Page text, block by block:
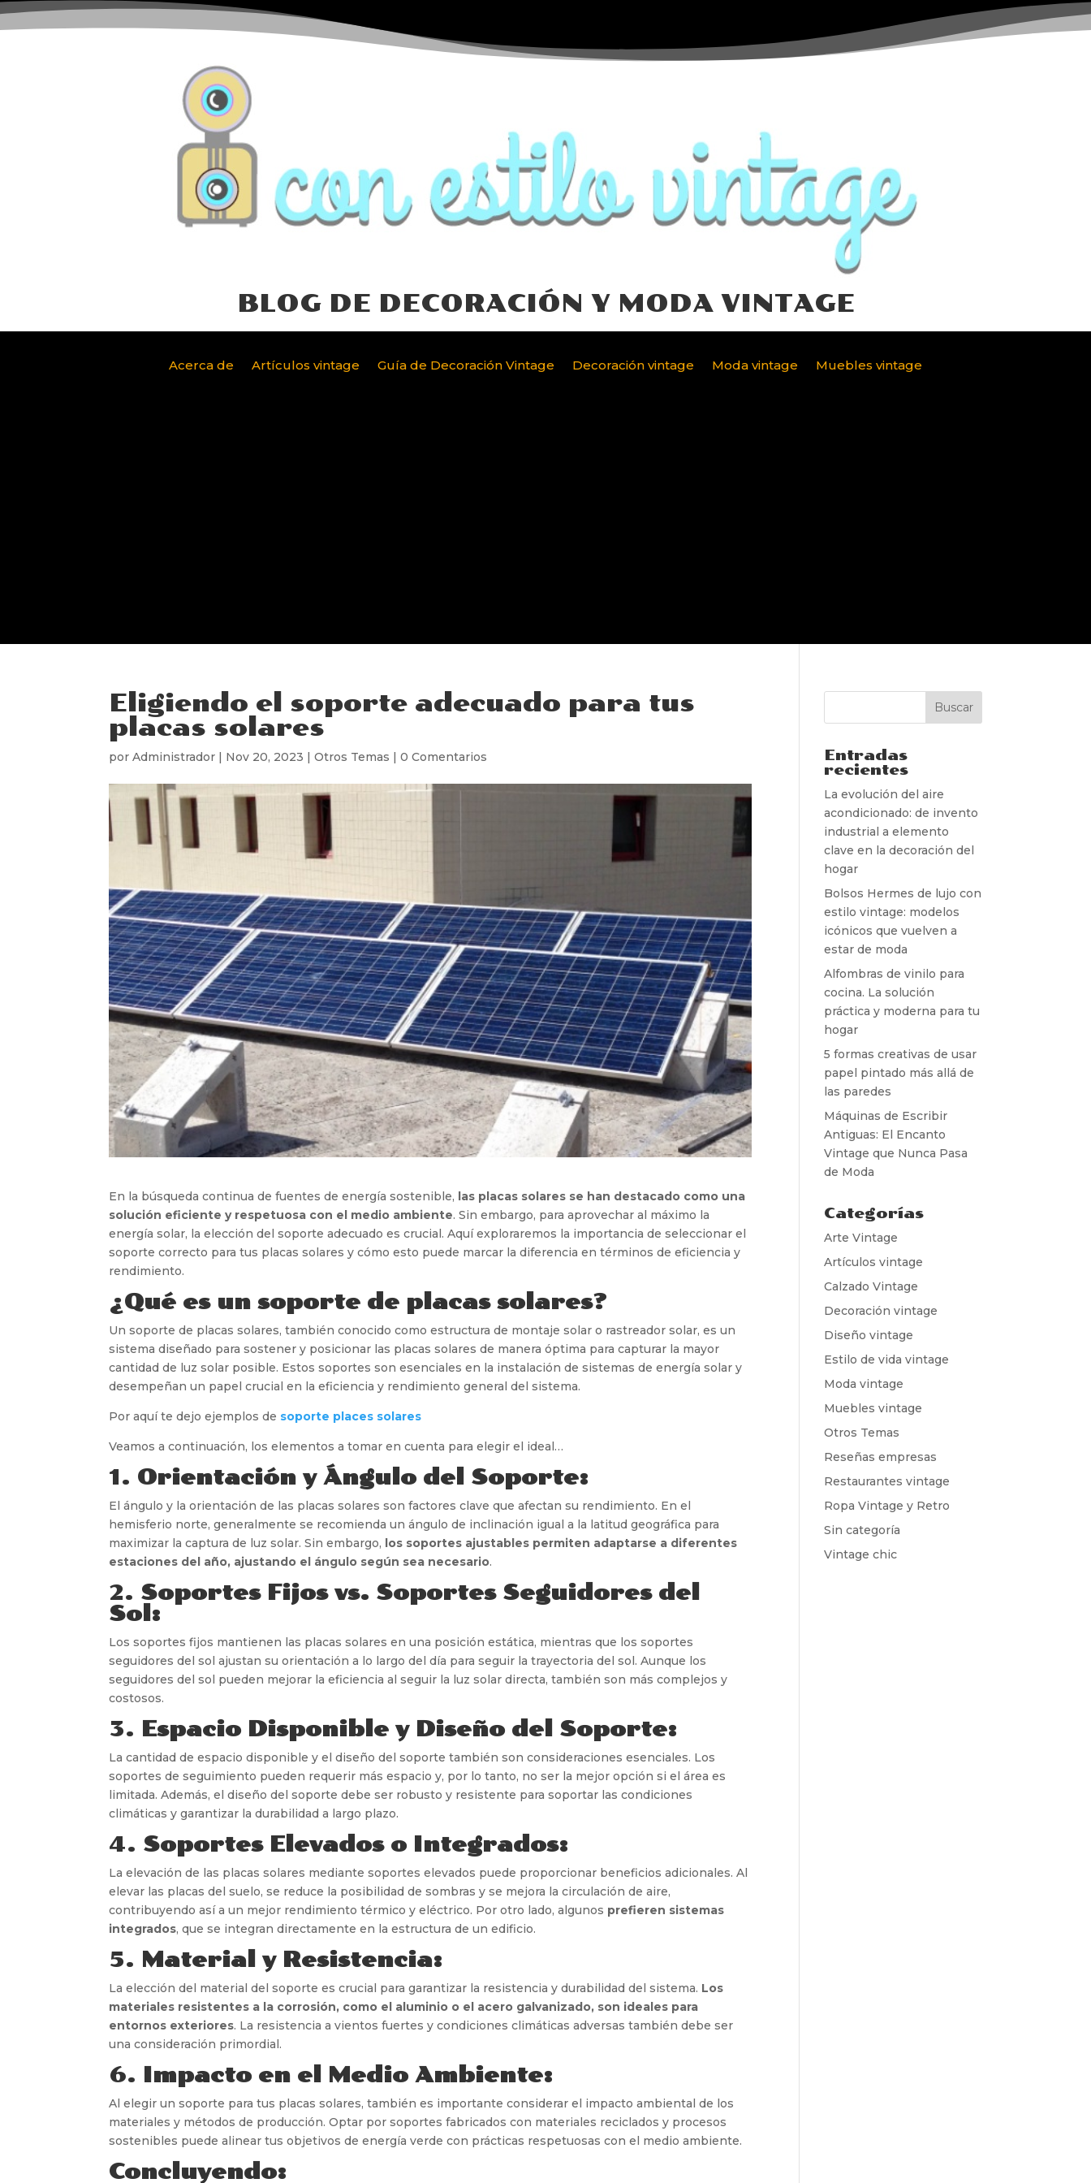
BLOG DE DECORACIÓN Y MODA VINTAGE
Acerca de Artículos vintage Guía de Decoración Vintage Decoración vintage Moda vintage Muebles vintage
Eligiendo el soporte adecuado para tus
placas solares
porAdministrador | Nov 20, 2023 |Otros Temas |0 Comentarios
En la búsqueda continua de fuentes de energía sostenible, las placas solares se han destacado como una
solución eficiente y respetuosa con el medio ambiente. Sin embargo, para aprovechar al máximo la
energía solar, la elección del soporte adecuado es crucial. Aquí exploraremos la importancia de seleccionar el
soporte correcto para tus placas solares y cómo esto puede marcar la diferencia en términos de eficiencia y
rendimiento.
¿Qué es un soporte de placas solares?
Un soporte de placas solares, también conocido como estructura de montaje solar o rastreador solar, es un
sistema diseñado para sostener y posicionar las placas solares de manera óptima para capturar la mayor
cantidad de luz solar posible. Estos soportes son esenciales en la instalación de sistemas de energía solar y
desempeñan un papel crucial en la eficiencia y rendimiento general del sistema.
Por aquí te dejo ejemplos de soporte places solares
Veamos a continuación, los elementos a tomar en cuenta para elegir el ideal…
1. Orientación y Ángulo del Soporte:
El ángulo y la orientación de las placas solares son factores clave que afectan su rendimiento. En el
hemisferio norte, generalmente se recomienda un ángulo de inclinación igual a la latitud geográfica para
maximizar la captura de luz solar. Sin embargo, los soportes ajustables permiten adaptarse a diferentes
estaciones del año, ajustando el ángulo según sea necesario.
2. Soportes Fijos vs. Soportes Seguidores del
Sol:
Los soportes fijos mantienen las placas solares en una posición estática, mientras que los soportes
seguidores del sol ajustan su orientación a lo largo del día para seguir la trayectoria del sol. Aunque los
seguidores del sol pueden mejorar la eficiencia al seguir la luz solar directa, también son más complejos y
costosos.
3. Espacio Disponible y Diseño del Soporte:
La cantidad de espacio disponible y el diseño del soporte también son consideraciones esenciales. Los
soportes de seguimiento pueden requerir más espacio y, por lo tanto, no ser la mejor opción si el área es
limitada. Además, el diseño del soporte debe ser robusto y resistente para soportar las condiciones
climáticas y garantizar la durabilidad a largo plazo.
4. Soportes Elevados o Integrados:
La elevación de las placas solares mediante soportes elevados puede proporcionar beneficios adicionales. Al
elevar las placas del suelo, se reduce la posibilidad de sombras y se mejora la circulación de aire,
contribuyendo así a un mejor rendimiento térmico y eléctrico. Por otro lado, algunos prefieren sistemas
integrados, que se integran directamente en la estructura de un edificio.
5. Material y Resistencia:
La elección del material del soporte es crucial para garantizar la resistencia y durabilidad del sistema. Los
materiales resistentes a la corrosión, como el aluminio o el acero galvanizado, son ideales para
entornos exteriores. La resistencia a vientos fuertes y condiciones climáticas adversas también debe ser
una consideración primordial.
6. Impacto en el Medio Ambiente:
Al elegir un soporte para tus placas solares, también es importante considerar el impacto ambiental de los
materiales y métodos de producción. Optar por soportes fabricados con materiales reciclados y procesos
sostenibles puede alinear tus objetivos de energía verde con prácticas respetuosas con el medio ambiente.
Concluyendo:
Entradas
recientes
La evolución del aire
acondicionado: de invento
industrial a elemento
clave en la decoración del
hogar
Bolsos Hermes de lujo con
estilo vintage: modelos
icónicos que vuelven a
estar de moda
Alfombras de vinilo para
cocina. La solución
práctica y moderna para tu
hogar
5 formas creativas de usar
papel pintado más allá de
las paredes
Máquinas de Escribir
Antiguas: El Encanto
Vintage que Nunca Pasa
de Moda
Categorías
Arte Vintage
Artículos vintage
Calzado Vintage
Decoración vintage
Diseño vintage
Estilo de vida vintage
Moda vintage
Muebles vintage
Otros Temas
Reseñas empresas
Restaurantes vintage
Ropa Vintage y Retro
Sin categoría
Vintage chic